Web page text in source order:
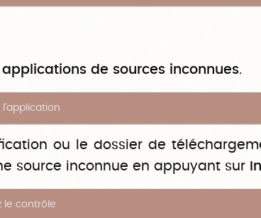
applications de sources inconnues.
l'application
ou le dossier de
source inconnue en appuyant sur
le contrôle